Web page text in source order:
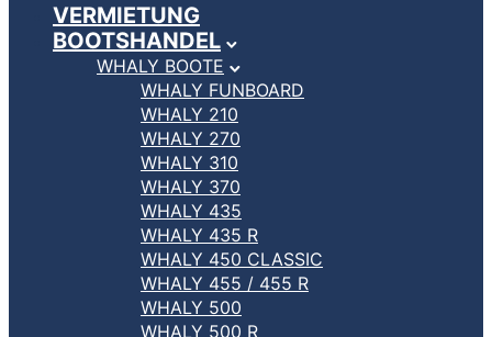
VERMIETUNG
BOOTSHANDEL
WHALY BOOTE
WHALY FUNBOARD
WHALY 210
WHALY 270
WHALY 310
WHALY 370
WHALY 435
WHALY 435 R
WHALY 450 CLASSIC
WHALY 455 / 455 R
WHALY 500
WHALY 500 R